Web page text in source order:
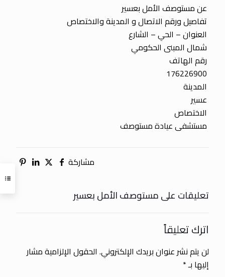
عن مستوصف الأمل بعسير
تفاصيل ورقم الاتصال و المدينة والاختصاص
العنوان – الحي – الشارع
شمال المبنى الحكومي
رقم الهاتف
176226900
المدينة
عسير
الاختصاص
مستشفى عيادة مستوصف
مشاركة
تعليقات على مستوصف الأمل بعسير
اترك تعليقاً
لن يتم نشر عنوان بريدك الإلكتروني. الحقول الإلزامية مشار
إليها بـ*